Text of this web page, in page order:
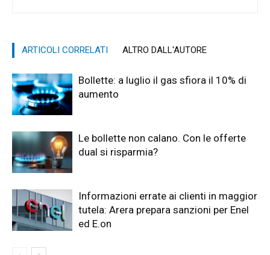
ARTICOLI CORRELATI ALTRO DALL'AUTORE
Bollette: a luglio il gas sfiora il 10% di
aumento
Le bollette non calano. Con le offerte
dual si risparmia?
Informazioni errate ai clienti in maggior
tutela: Arera prepara sanzioni per Enel
ed E.on